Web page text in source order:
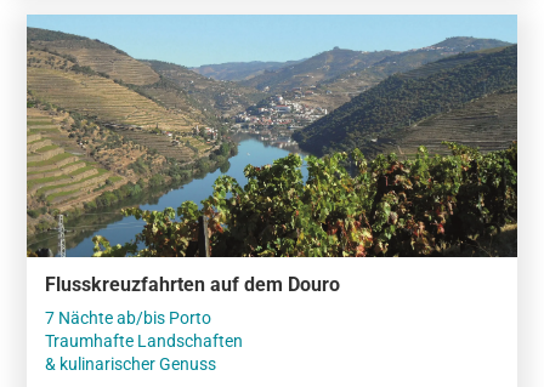
Flusskreuzfahrten auf dem Douro
7 Nächte ab/bis Porto
Traumhafte Landschaften
& kulinarischer Genuss